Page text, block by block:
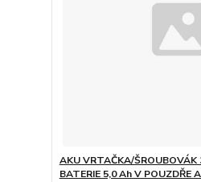
AKU VRTAČKA/ŠROUBOVÁK
BATERIE 5,0 Ah V POUZDŘE